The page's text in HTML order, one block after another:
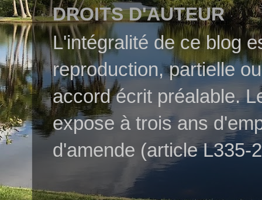
DROITS D'AUTEUR
L'intégralité de ce blog
reproduction, partielle
accord écrit préalable.
expose à trois ans
d'amende (article L335-